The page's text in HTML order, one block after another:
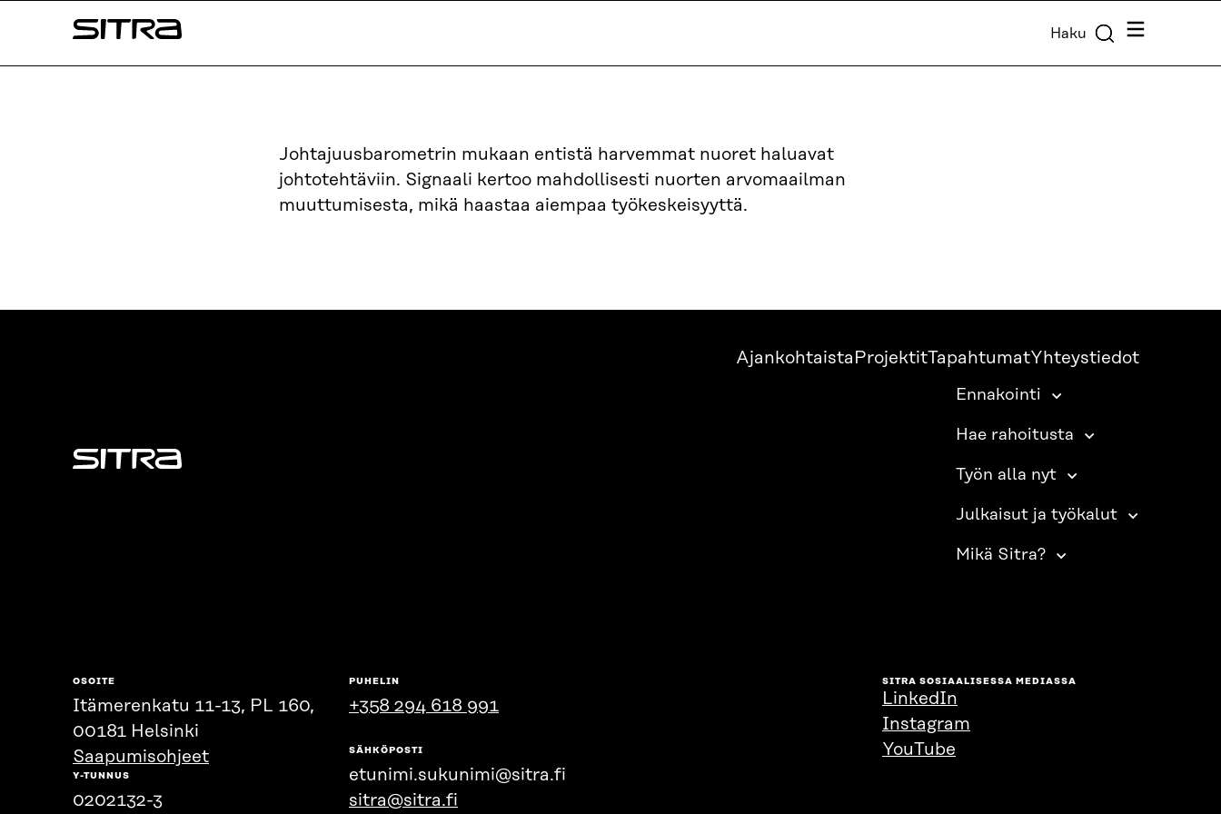
sisältöön
Sitra Haku Valikko
Johtajuusbarometrin mukaan entistä harvemmat nuoret haluavat
johtotehtäviin. Signaali kertoo mahdollisesti nuorten arvomaailman
muuttumisesta, mikä haastaa aiempaa työkeskeisyyttä.
Sitra
Ajankohtaista ProjektitTapahtumatYhteystiedot
Ennakointi
Hae rahoitusta
Työn alla nyt
Julkaisut ja työkalut
Mikä Sitra?
OSOITE
Itämerenkatu 11-13, PL 160,
00181 Helsinki
Saapumisohjeet
Y-TUNNUS
0202132-3
PUHELIN
+358 294 618 991
SÄHKÖPOSTI
etunimi.sukunimi@sitra.fi
sitra@sitra.fi
SITRA SOSIAALISESSA MEDIASSA
LinkedIn
Instagram
YouTube